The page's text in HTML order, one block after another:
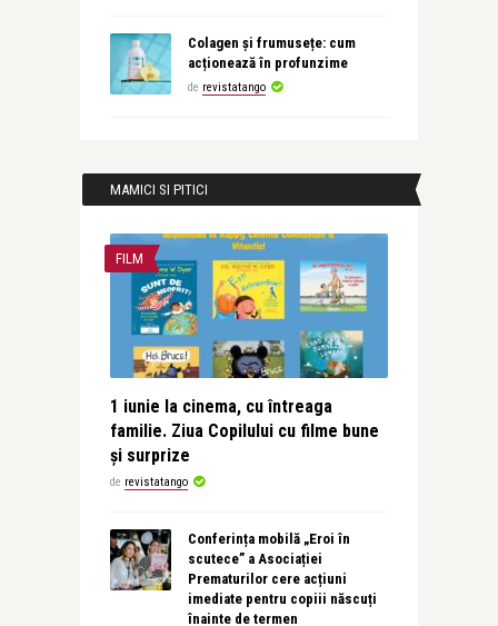
Colagen și frumusețe: cum
acționează în profunzime
de revistatango
MAMICI SI PITICI
FILM
1 iunie la cinema, cu întreaga
familie. Ziua Copilului cu filme bune
și surprize
de revistatango
Conferința mobilă „Eroi în
scutece” a Asociației
Prematurilor cere acțiuni
imediate pentru copiii născuți
înainte de termen